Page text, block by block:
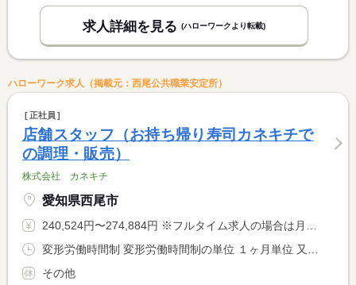
求人詳細を見る (ハローワークより転載)
ハローワーク求人（掲載元：西尾公共職業安定所）
正社員
店舗スタッフ（お持ち帰り寿司カネキチで
の調理・販売）
株式会社 カネキチ
愛知県西尾市
240,524円〜274,884円 ※フルタイム求人の場合は月額（換算額）、パート求人の場合は時間額を表示しています。
その他